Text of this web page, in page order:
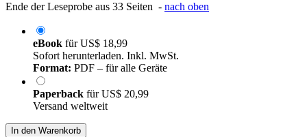
Ende der Leseprobe aus 33 Seiten - nach oben
eBook fürUS$ 18,99
Sofort herunterladen. Inkl. MwSt.
Format: PDF – für alle Geräte
Paperback fürUS$ 20,99
Versand weltweit
In den Warenkorb